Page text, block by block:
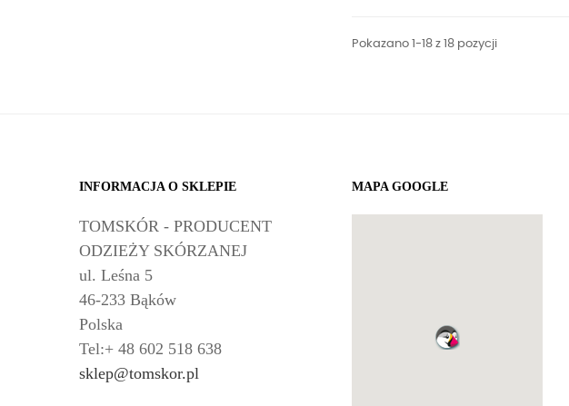
Pokazano 1-18 z 18 pozycji
INFORMACJA O SKLEPIE
TOMSKÓR - PRODUCENT
ODZIEŻY SKÓRZANEJ
ul. Leśna 5
46-233 Bąków
Polska
Tel:+ 48 602 518 638
sklep@tomskor.pl
MAPA GOOGLE